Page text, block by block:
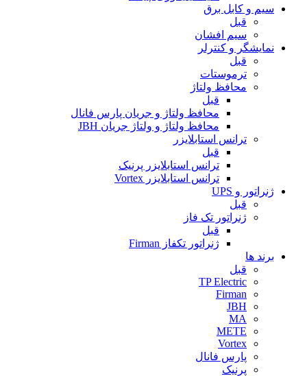
سیم و کابل برق
قبل
سیم افشان
نمایشگر و کنترلر
قبل
ترموستات
محافظ ولتاژ
قبل
محافظ ولتاژ و جریان پارس فانال
محافظ ولتاژ و ولتاژ جریان JBH
ترانس استابلایزر
قبل
ترانس استابلایزر پرنیک
ترانس استابلایزر Vortex
ژنراتور و UPS
قبل
ژنراتور تک فاز
قبل
ژنراتور تکفاز Firman
برند ها
قبل
TP Electric
Firman
JBH
MA
METE
Vortex
پارس فانال
پرنیک